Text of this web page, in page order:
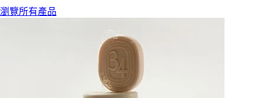
瀏覽所有產品